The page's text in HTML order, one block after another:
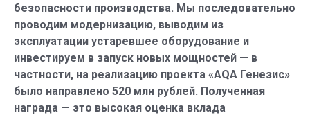
безопасности производства. Мы последовательно
проводим модернизацию, выводим из
эксплуатации устаревшее оборудование и
инвестируем в запуск новых мощностей — в
частности, на реализацию проекта «AQA Генезис»
было направлено 520 млн рублей. Полученная
награда — это высокая оценка вклада